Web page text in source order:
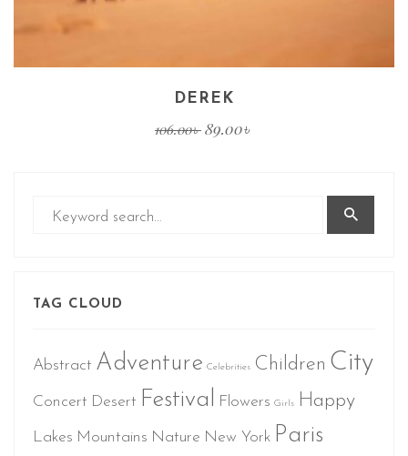
DEREK
106.00৳ 89.00৳
TAG CLOUD
Abstract Adventure Celebrities Children City
Concert Desert Festival Flowers Girls Happy
Lakes Mountains Nature New York Paris